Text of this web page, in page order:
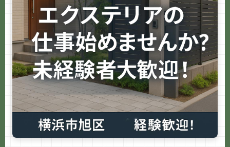
o
k